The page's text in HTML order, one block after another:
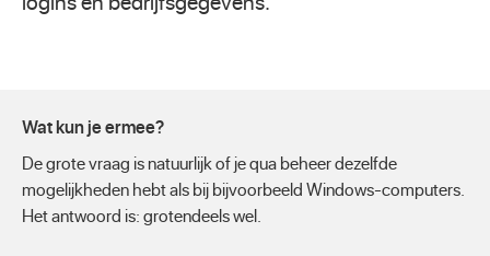
Wat kun je ermee?
De grote vraag is natuurlijk of je qua beheer dezelfde
mogelijkheden hebt als bij bijvoorbeeld Windows-computers.
Het antwoord is: grotendeels wel.